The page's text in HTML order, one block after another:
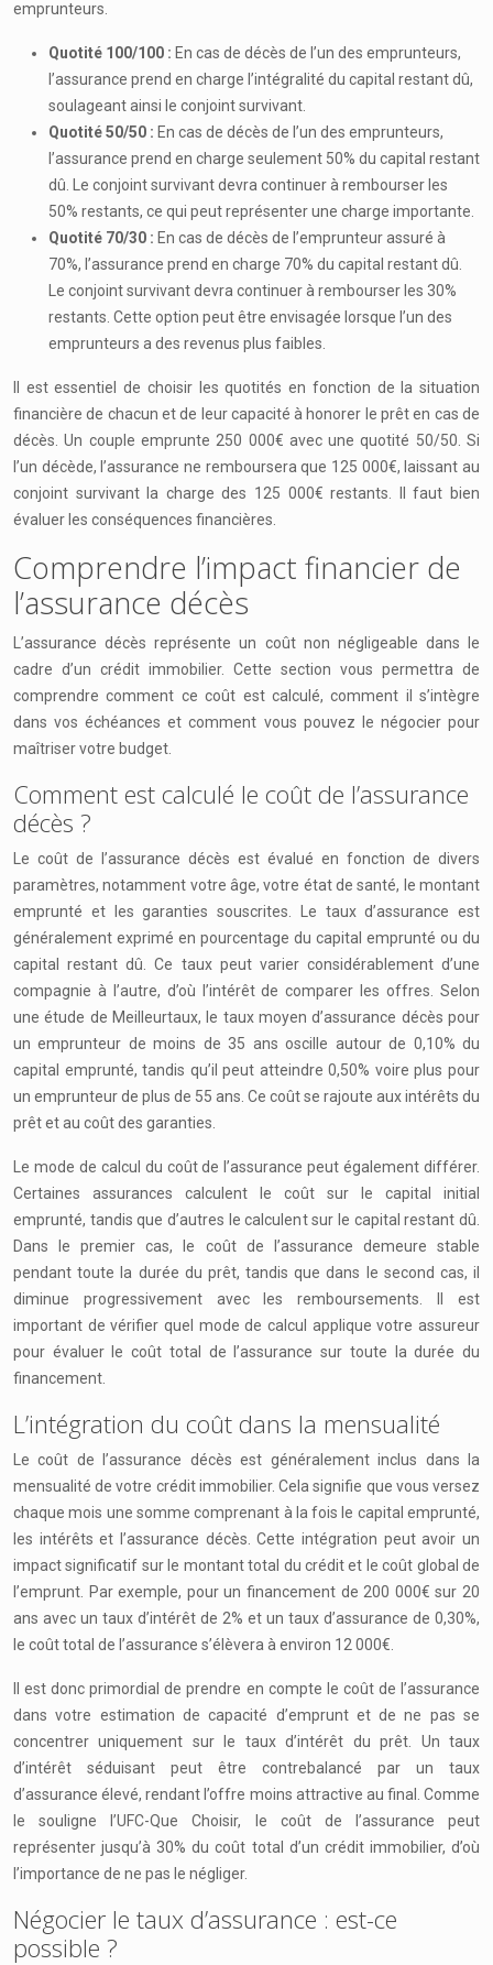
emprunteurs.
Quotité 100/100 : En cas de décès de l’un des emprunteurs,
l’assurance prend en charge l’intégralité du capital restant dû,
soulageant ainsi le conjoint survivant.
Quotité 50/50 : En cas de décès de l’un des emprunteurs,
l’assurance prend en charge seulement 50% du capital restant
dû. Le conjoint survivant devra continuer à rembourser les
50% restants, ce qui peut représenter une charge importante.
Quotité 70/30 : En cas de décès de l’emprunteur assuré à
70%, l’assurance prend en charge 70% du capital restant dû.
Le conjoint survivant devra continuer à rembourser les 30%
restants. Cette option peut être envisagée lorsque l’un des
emprunteurs a des revenus plus faibles.
Il est essentiel de choisir les quotités en fonction de la situation
financière de chacun et de leur capacité à honorer le prêt en cas de
décès. Un couple emprunte 250 000€ avec une quotité 50/50. Si
l’un décède, l’assurance ne remboursera que 125 000€, laissant au
conjoint survivant la charge des 125 000€ restants. Il faut bien
évaluer les conséquences financières.
Comprendre l’impact financier de
l’assurance décès
L’assurance décès représente un coût non négligeable dans le
cadre d’un crédit immobilier. Cette section vous permettra de
comprendre comment ce coût est calculé, comment il s’intègre
dans vos échéances et comment vous pouvez le négocier pour
maîtriser votre budget.
Comment est calculé le coût de l’assurance
décès ?
Le coût de l’assurance décès est évalué en fonction de divers
paramètres, notamment votre âge, votre état de santé, le montant
emprunté et les garanties souscrites. Le taux d’assurance est
généralement exprimé en pourcentage du capital emprunté ou du
capital restant dû. Ce taux peut varier considérablement d’une
compagnie à l’autre, d’où l’intérêt de comparer les offres. Selon
une étude de Meilleurtaux, le taux moyen d’assurance décès pour
un emprunteur de moins de 35 ans oscille autour de 0,10% du
capital emprunté, tandis qu’il peut atteindre 0,50% voire plus pour
un emprunteur de plus de 55 ans. Ce coût se rajoute aux intérêts du
prêt et au coût des garanties.
Le mode de calcul du coût de l’assurance peut également différer.
Certaines assurances calculent le coût sur le capital initial
emprunté, tandis que d’autres le calculent sur le capital restant dû.
Dans le premier cas, le coût de l’assurance demeure stable
pendant toute la durée du prêt, tandis que dans le second cas, il
diminue progressivement avec les remboursements. Il est
important de vérifier quel mode de calcul applique votre assureur
pour évaluer le coût total de l’assurance sur toute la durée du
financement.
L’intégration du coût dans la mensualité
Le coût de l’assurance décès est généralement inclus dans la
mensualité de votre crédit immobilier. Cela signifie que vous versez
chaque mois une somme comprenant à la fois le capital emprunté,
les intérêts et l’assurance décès. Cette intégration peut avoir un
impact significatif sur le montant total du crédit et le coût global de
l’emprunt. Par exemple, pour un financement de 200 000€ sur 20
ans avec un taux d’intérêt de 2% et un taux d’assurance de 0,30%,
le coût total de l’assurance s’élèvera à environ 12 000€.
Il est donc primordial de prendre en compte le coût de l’assurance
dans votre estimation de capacité d’emprunt et de ne pas se
concentrer uniquement sur le taux d’intérêt du prêt. Un taux
d’intérêt séduisant peut être contrebalancé par un taux
d’assurance élevé, rendant l’offre moins attractive au final. Comme
le souligne l’UFC-Que Choisir, le coût de l’assurance peut
représenter jusqu’à 30% du coût total d’un crédit immobilier, d’où
l’importance de ne pas le négliger.
Négocier le taux d’assurance : est-ce
possible ?